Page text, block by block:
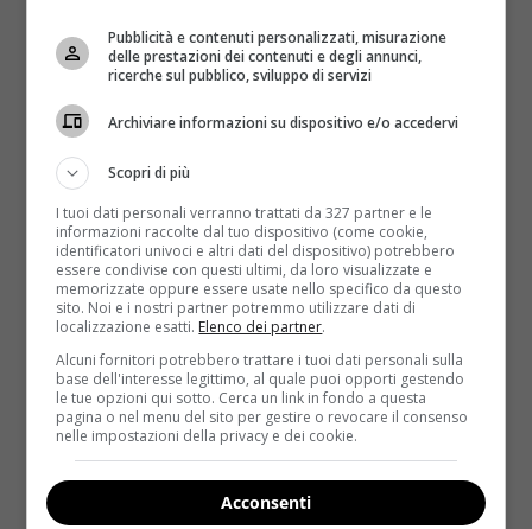
Notizie
Patatine al cioccolato: l’ultima frontiera del
cibo-spazzatura arriva dagli Usa
Redazione 8 Novembre 2013
latte: sarà questo il prodotto che la Lay’s...
Pubblicità e contenuti personalizzati, misurazione
delle prestazioni dei contenuti e degli annunci,
ricerche sul pubblico, sviluppo di servizi
Archiviare informazioni su dispositivo e/o accedervi
Scopri di più
I tuoi dati personali verranno trattati da 327 partner e le
informazioni raccolte dal tuo dispositivo (come cookie,
identificatori univoci e altri dati del dispositivo) potrebbero
essere condivise con questi ultimi, da loro visualizzate e
memorizzate oppure essere usate nello specifico da questo
sito. Noi e i nostri partner potremmo utilizzare dati di
localizzazione esatti. Elenco dei partner.
Alcuni fornitori potrebbero trattare i tuoi dati personali sulla
base dell'interesse legittimo, al quale puoi opporti gestendo
le tue opzioni qui sotto. Cerca un link in fondo a questa
pagina o nel menu del sito per gestire o revocare il consenso
nelle impostazioni della privacy e dei cookie.
Acconsenti